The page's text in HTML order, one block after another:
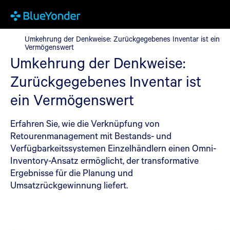
Umkehrung der Denkweise: Zurückgegebenes Inventar ist ein
Umkehrung der Denkweise: Zurückgegebenes Inventar ist ein
Vermögenswert
Umkehrung der Denkweise:
Zurückgegebenes Inventar ist
ein Vermögenswert
Erfahren Sie, wie die Verknüpfung von
Retourenmanagement mit Bestands- und
Verfügbarkeitssystemen Einzelhändlern einen Omni-
Inventory-Ansatz ermöglicht, der transformative
Ergebnisse für die Planung und
Umsatzrückgewinnung liefert.